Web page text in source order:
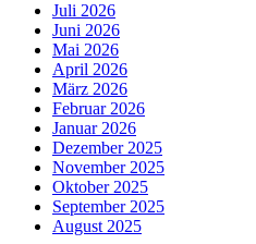
Juli 2026
Juni 2026
Mai 2026
April 2026
März 2026
Februar 2026
Januar 2026
Dezember 2025
November 2025
Oktober 2025
September 2025
August 2025